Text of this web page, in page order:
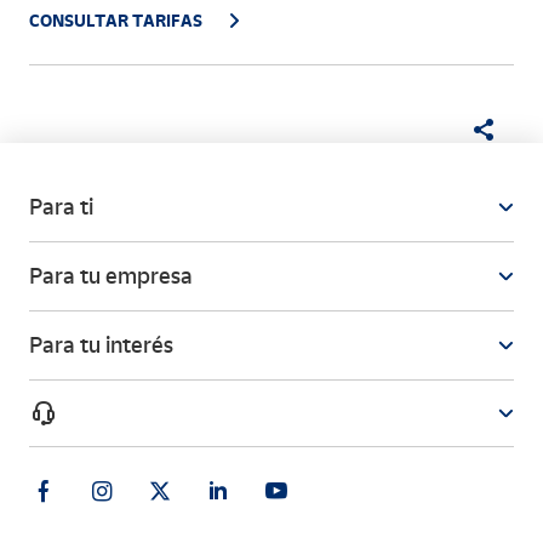
CONSULTAR TARIFAS
Para ti
Para tu empresa
Para tu interés